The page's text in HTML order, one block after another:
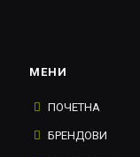
МЕНИ
ПОЧЕТНА
БРЕНДОВИ